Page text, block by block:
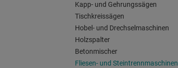
Kapp- und Gehrungssägen
Tischkreissägen
Hobel- und Drechselmaschinen
Holzspalter
Betonmischer
Fliesen- und Steintrennmaschinen